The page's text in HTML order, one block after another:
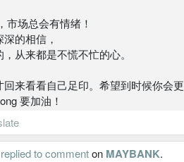
市场总会有情绪！
的相信，
从来都是不慌不忙的心。
来看看自己足印。希望到时候你会更
要加油！
replied to commenton MAYBANK.